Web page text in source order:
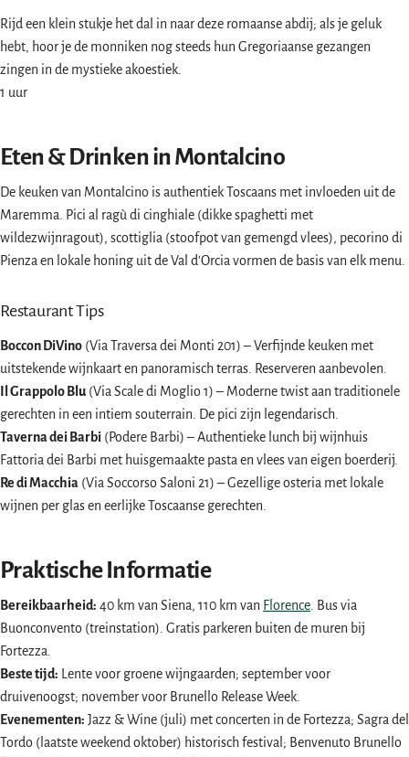
Rijd een klein stukje het dal in naar deze romaanse abdij; als je geluk
hebt, hoor je de monniken nog steeds hun Gregoriaanse gezangen
zingen in de mystieke akoestiek.
1 uur
Eten & Drinken in Montalcino
De keuken van Montalcino is authentiek Toscaans met invloeden uit de
Maremma. Pici al ragù di cinghiale (dikke spaghetti met
wildezwijnragout), scottiglia (stoofpot van gemengd vlees), pecorino di
Pienza en lokale honing uit de Val d'Orcia vormen de basis van elk menu.
Restaurant Tips
Boccon DiVino (Via Traversa dei Monti 201) – Verfijnde keuken met
uitstekende wijnkaart en panoramisch terras. Reserveren aanbevolen.
Il Grappolo Blu (Via Scale di Moglio 1) – Moderne twist aan traditionele
gerechten in een intiem souterrain. De pici zijn legendarisch.
Taverna dei Barbi (Podere Barbi) – Authentieke lunch bij wijnhuis
Fattoria dei Barbi met huisgemaakte pasta en vlees van eigen boerderij.
Re di Macchia (Via Soccorso Saloni 21) – Gezellige osteria met lokale
wijnen per glas en eerlijke Toscaanse gerechten.
Praktische Informatie
Bereikbaarheid: 40 km van Siena, 110 km van Florence. Bus via
Buonconvento (treinstation). Gratis parkeren buiten de muren bij
Fortezza.
Beste tijd: Lente voor groene wijngaarden; september voor
druivenoogst; november voor Brunello Release Week.
Evenementen: Jazz & Wine (juli) met concerten in de Fortezza; Sagra del
Tordo (laatste weekend oktober) historisch festival; Benvenuto Brunello